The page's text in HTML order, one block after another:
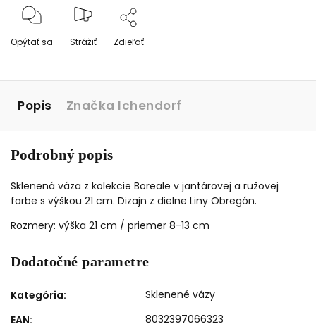
Opýtať sa Strážiť Zdieľať
Popis Značka Ichendorf
Podrobný popis
Sklenená váza z kolekcie Boreale v jantárovej a ružovej
farbe s výškou 21 cm. Dizajn z dielne Liny Obregón.
Rozmery: výška 21 cm / priemer 8-13 cm
Dodatočné parametre
Kategória:
Sklenené vázy
EAN:
8032397066323